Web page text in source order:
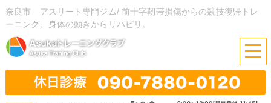
奈良市 アスリート専門ジム/ 前十字靭帯損傷からの競技復帰トレ
ーニング、身体の動きからリハビリ。